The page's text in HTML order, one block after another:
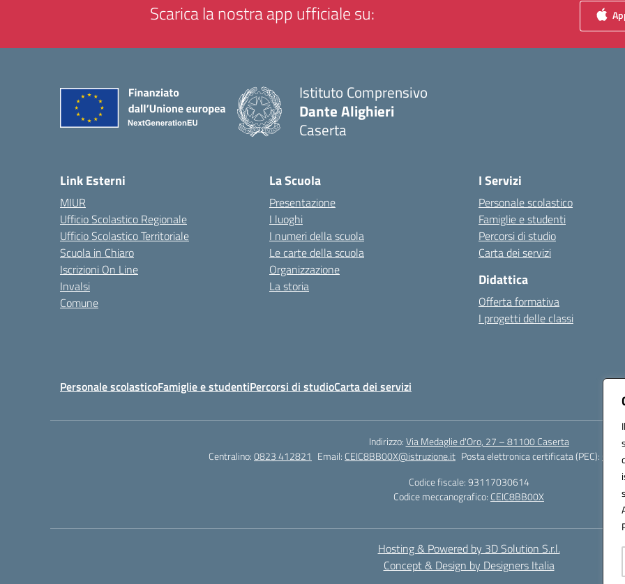
Scarica la nostra app ufficiale su:
Istituto Comprensivo
Dante Alighieri
Caserta
Link Esterni
MIUR
Ufficio Scolastico Regionale
Ufficio Scolastico Territoriale
Scuola in Chiaro
Iscrizioni On Line
Invalsi
Comune
La Scuola
Presentazione
I luoghi
I numeri della scuola
Le carte della scuola
Organizzazione
La storia
I Servizi
Personale scolastico
Famiglie e studenti
Percorsi di studio
Carta dei servizi
Didattica
Offerta formativa
I progetti delle classi
Personale scolasticoFamiglie e studentiPercorsi di studioCarta dei servizi
Indirizzo:Via Medaglie d'Oro, 27 – 81100 Caserta
Centralino:0823 412821 Email: CEIC8BB00X@istruzione.it Posta elettronica certificata (PEC):
Codice fiscale: 93117030614
Codice meccanografico: CEIC8BB00X
Hosting & Powered by 3D Solution S.r.l.
Concept & Design by Designers Italia